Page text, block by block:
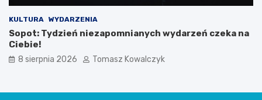
KULTURA WYDARZENIA
Sopot: Tydzień niezapomnianych wydarzeń czeka na
Ciebie!
8 sierpnia 2026 Tomasz Kowalczyk